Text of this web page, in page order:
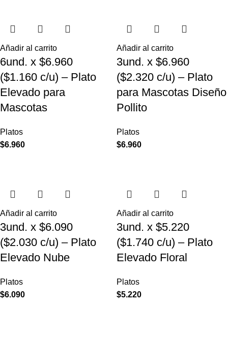
Añadir al carrito
6und. x $6.960
($1.160 c/u) – Plato
Elevado para
Mascotas
Platos
$6.960
Añadir al carrito
3und. x $6.960
($2.320 c/u) – Plato
para Mascotas Diseño
Pollito
Platos
$6.960
Añadir al carrito
3und. x $6.090
($2.030 c/u) – Plato
Elevado Nube
Platos
$6.090
Añadir al carrito
3und. x $5.220
($1.740 c/u) – Plato
Elevado Floral
Platos
$5.220